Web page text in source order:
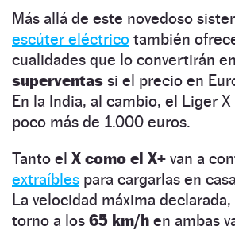
Más allá de este novedoso
escúter eléctrico también
cualidades que lo convertirán
superventas si el precio en
En la India, al cambio, el Liger
poco más de 1.000 euros.
Tanto el X como el X+ van a
extraíbles para cargarlas en
La velocidad máxima
torno a los 65 km/h en ambas